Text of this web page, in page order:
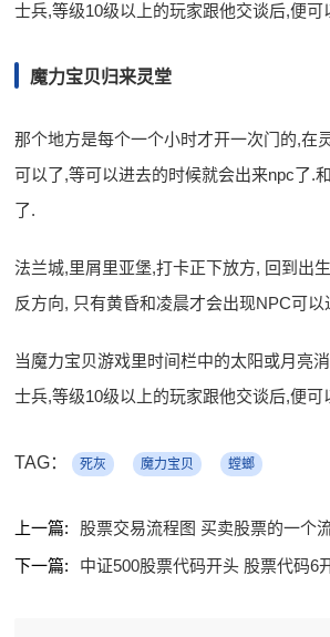
士兵,等级10级以上的玩家跟他交谈后,便可
魔力宝贝归来灵堂
那个地方是每个一个小时才开一次门的,在
可以了,等可以进去的时候就会出来npc了.
了.
法兰城,里屑里亚堡,打卡正下放方, 回到出
反方向, 只有黄昏和凌晨才会出现NPC可以
当魔力宝贝游戏里时间栏中的太阳或月亮
士兵,等级10级以上的玩家跟他交谈后,便可
TAG： 死灰 魔力宝贝 螳螂
上一篇:
股票交易流程图 买卖股票的一个
下一篇:
中证500股票代码开头 股票代码6